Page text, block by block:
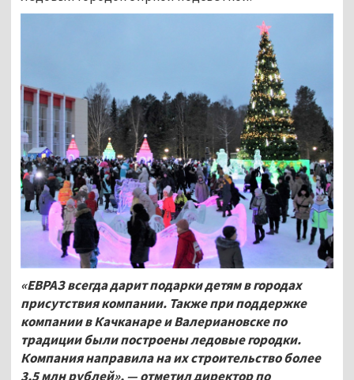
«ЕВРАЗ всегда дарит подарки детям в городах
присутствия компании. Также при поддержке
компании в Качканаре и Валериановске по
традиции были построены ледовые городки.
Компания направила на их строительство более
3,5млн рублей», — отметил директор по